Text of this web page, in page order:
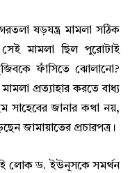
ষড়যন্ত্র মামলা সঠিক
মামলা ছিল পুরোটাই
ফাঁসিতে ঝোলানো?
প্রত্যাহার করতে বাধ্য
সাহেবের জানার কথা নয়,
জামায়াতের প্রচারপত্র।
লোক ড. ইউনূসকে সমর্থন